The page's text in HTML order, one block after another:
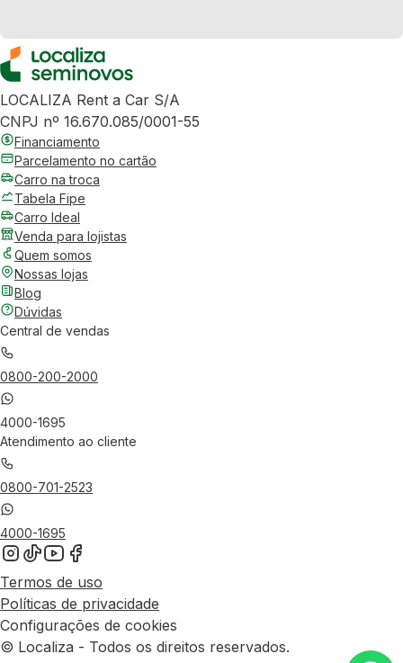
LOCALIZA Rent a Car S/A
CNPJ nº 16.670.085/0001-55
Financiamento
Parcelamento no cartão
Carro na troca
Tabela Fipe
Carro Ideal
Venda para lojistas
Quem somos
Nossas lojas
Blog
Dúvidas
Central de vendas
0800-200-2000
4000-1695
Atendimento ao cliente
0800-701-2523
4000-1695
Termos de uso
Políticas de privacidade
Configurações de cookies
© Localiza - Todos os direitos reservados.